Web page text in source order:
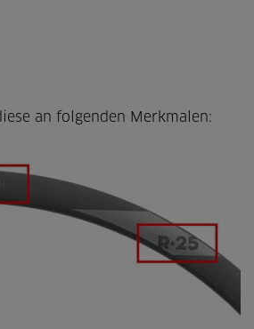
an folgenden Merkmalen: